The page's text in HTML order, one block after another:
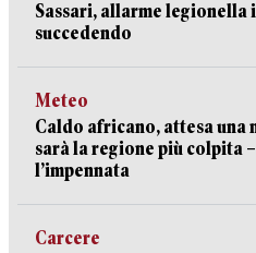
Sassari, allarme legionella
succedendo
Meteo
Caldo africano, attesa una
sarà la regione più colpita
l’impennata
Carcere